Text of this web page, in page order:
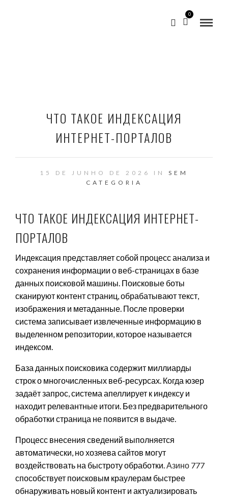
0
ЧТО ТАКОЕ ИНДЕКСАЦИЯ
ИНТЕРНЕТ-ПОРТАЛОВ
15 DE JUNHO DE 2026 IN SEM
CATEGORIA
ЧТО ТАКОЕ ИНДЕКСАЦИЯ ИНТЕРНЕТ-
ПОРТАЛОВ
Индексация представляет собой процесс анализа и
сохранения информации о веб-страницах в базе
данных поисковой машины. Поисковые боты
сканируют контент страниц, обрабатывают текст,
изображения и метаданные. После проверки
система записывает извлеченные информацию в
выделенном репозитории, которое называется
индексом.
База данных поисковика содержит миллиарды
строк о многочисленных веб-ресурсах. Когда юзер
задаёт запрос, система апеллирует к индексу и
находит релевантные итоги. Без предварительного
обработки страница не появится в выдаче.
Процесс внесения сведений выполняется
автоматически, но хозяева сайтов могут
воздействовать на быстроту обработки.Азино 777
способствует поисковым краулерам быстрее
обнаруживать новый контент и актуализировать